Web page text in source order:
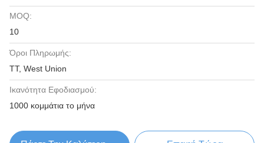
MOQ:
10
Όροι Πληρωμής:
TT, West Union
Ικανότητα Εφοδιασμού:
1000 κομμάτια το μήνα